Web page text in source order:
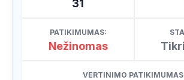
31
PATIKIMUMAS:
Nežinomas
VERTINIMO